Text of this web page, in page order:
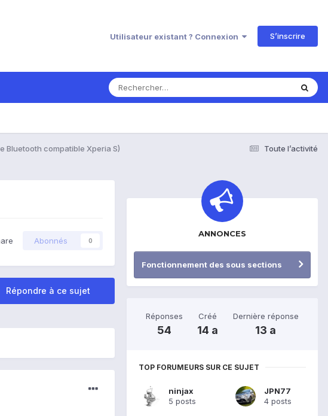
Utilisateur existant ? Connexion S’inscrire
Toute l’activité
Bluetooth compatible Xperia S)
Abonnés 0
Répondre à ce sujet
ANNONCES
Fonctionnement des sous sections
Réponses
54
Créé
14 a
Dernière réponse
13 a
TOP FORUMEURS SUR CE SUJET
ninjax
5 posts
JPN77
4 posts